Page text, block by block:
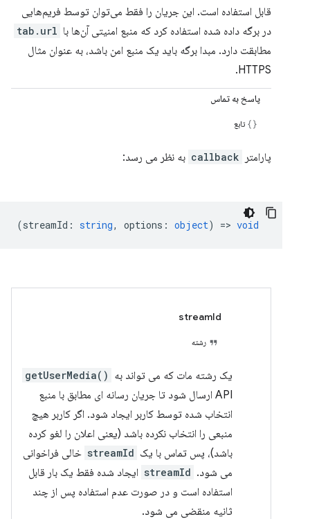
قابل استفاده است. این جریان را فقط می‌توان توسط فریم‌هایی
در برگه داده شده استفاده کرد که منبع امنیتی آن‌ها با tab.url
مطابقت دارد. مبدا برگه باید یک منبع امن باشد، به عنوان مثال
HTTPS.
پاسخ به تماس
تابع
پارامتر callback به نظر می رسد:
(streamId : string, options : object) => void
streamId
رشته
یک رشته مات که می تواند به getUserMedia()
API ارسال شود تا جریان رسانه ای مطابق با منبع
انتخاب شده توسط کاربر ایجاد شود. اگر کاربر هیچ
منبعی را انتخاب نکرده باشد (یعنی اعلان را لغو کرده
باشد)، پس تماس با یک streamId خالی فراخوانی
می شود. streamId ایجاد شده فقط یک بار قابل
استفاده است و در صورت عدم استفاده پس از چند
ثانیه منقضی می شود.